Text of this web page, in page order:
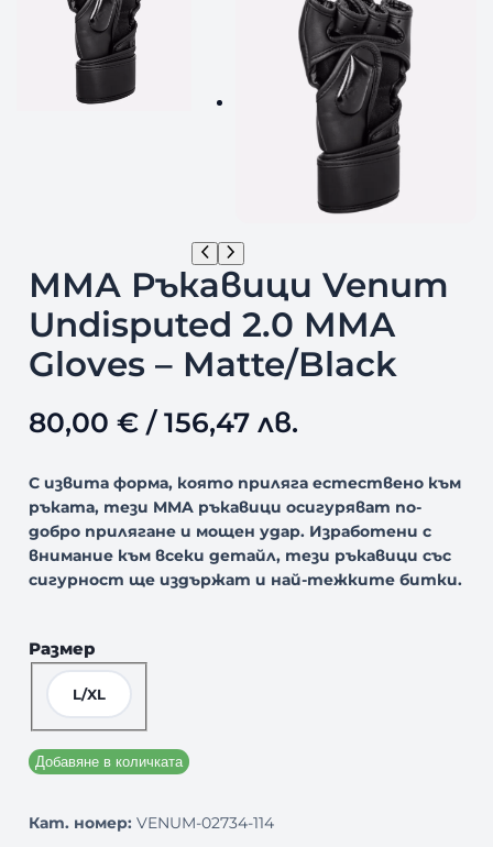
ММА Ръкавици Venum
Undisputed 2.0 MMA
Gloves – Matte/Black
80,00 €/ 156,47 лв.
С извита форма, която приляга естествено към
ръката, тези MMA ръкавици осигуряват по-
добро прилягане и мощен удар. Изработени с
внимание към всеки детайл, тези ръкавици със
сигурност ще издържат и най-тежките битки.
Размер
L/XL
Добавяне в количката
Кат. номер: VENUM-02734-114